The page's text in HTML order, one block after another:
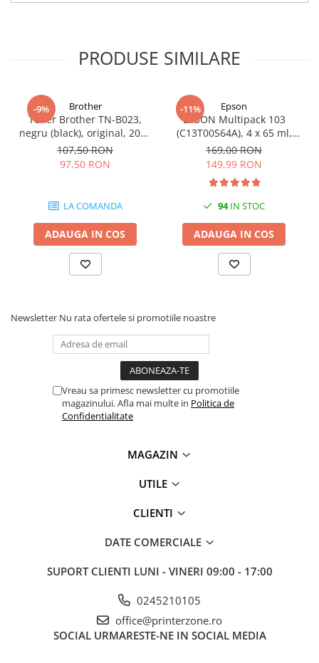
Pasta termica
Placi video profesionale
SSD-uri externe
Hard disk-uri externe
Placi captura
Adaptoare PCI / PCIe
Periferice PC
Kit mouse si tastatura
Web-cam-uri si sisteme
videoconferinta
Accesorii PC
Conectori & mufe retea
Rack-uri & accesorii rack
Injectoare PoE
PRODUSE SIMILARE
-9% Brother
Toner Brother TN-B023,
negru (black), original, 2000
pagini
107,50 RON
97,50 RON
LA COMANDA
ADAUGA IN COS
-11% Epson
EPSON Multipack 103
(C13T00S64A), 4 x 65 ml,
Black/Cyan/Magenta/Yellow
(T00S6)
169,00 RON
149,99 RON
94IN STOC
ADAUGA IN COS
Newsletter Nu rata ofertele si promotiile noastre
Vreau sa primesc newsletter cu promotiile
magazinului. Afla mai multe in Politica de
Confidentialitate
MAGAZIN
UTILE
CLIENTI
DATE COMERCIALE
SUPORT CLIENTI LUNI - VINERI 09:00 - 17:00
0245210105
office@printerzone.ro
SOCIAL URMARESTE-NE IN SOCIAL MEDIA